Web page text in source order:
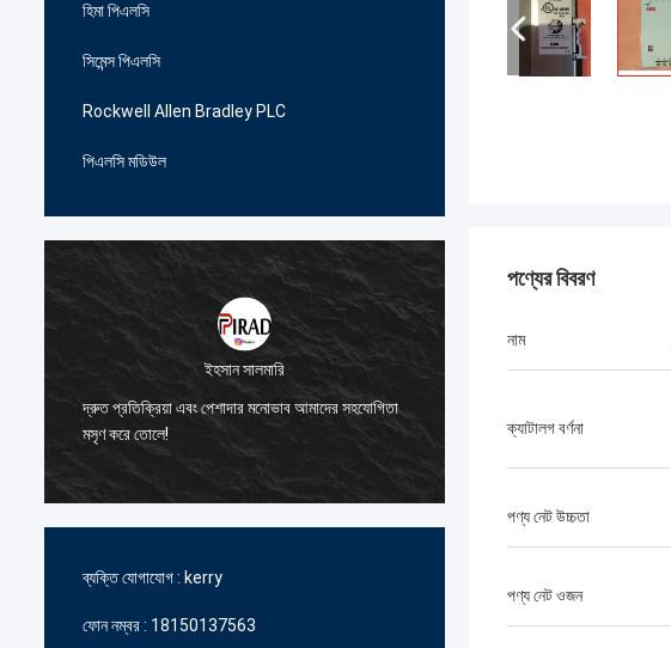
হিমা পিএলসি
সিমেন্স পিএলসি
Rockwell Allen Bradley PLC
পিএলসি মডিউল
মনোভাব আমাদের সহযোগিতা
আমাদেরকে উচ্চমানের এবং সাশ্রয়ী মূল্যের পণ্য সরবরাহের
জন্য আপনার অব্যাহত সহায়তা এবং সমর্থনের জন্য আপনাকে
ধন্যবাদ।
ব্যক্তি যোগাযোগ : kerry
ফোন নম্বর : 18150137563
পণ্যের বিবরণ
নাম
ক্যাটালগ বর্ণনা
পণ্য নেট উচ্চতা
পণ্য নেট ওজন